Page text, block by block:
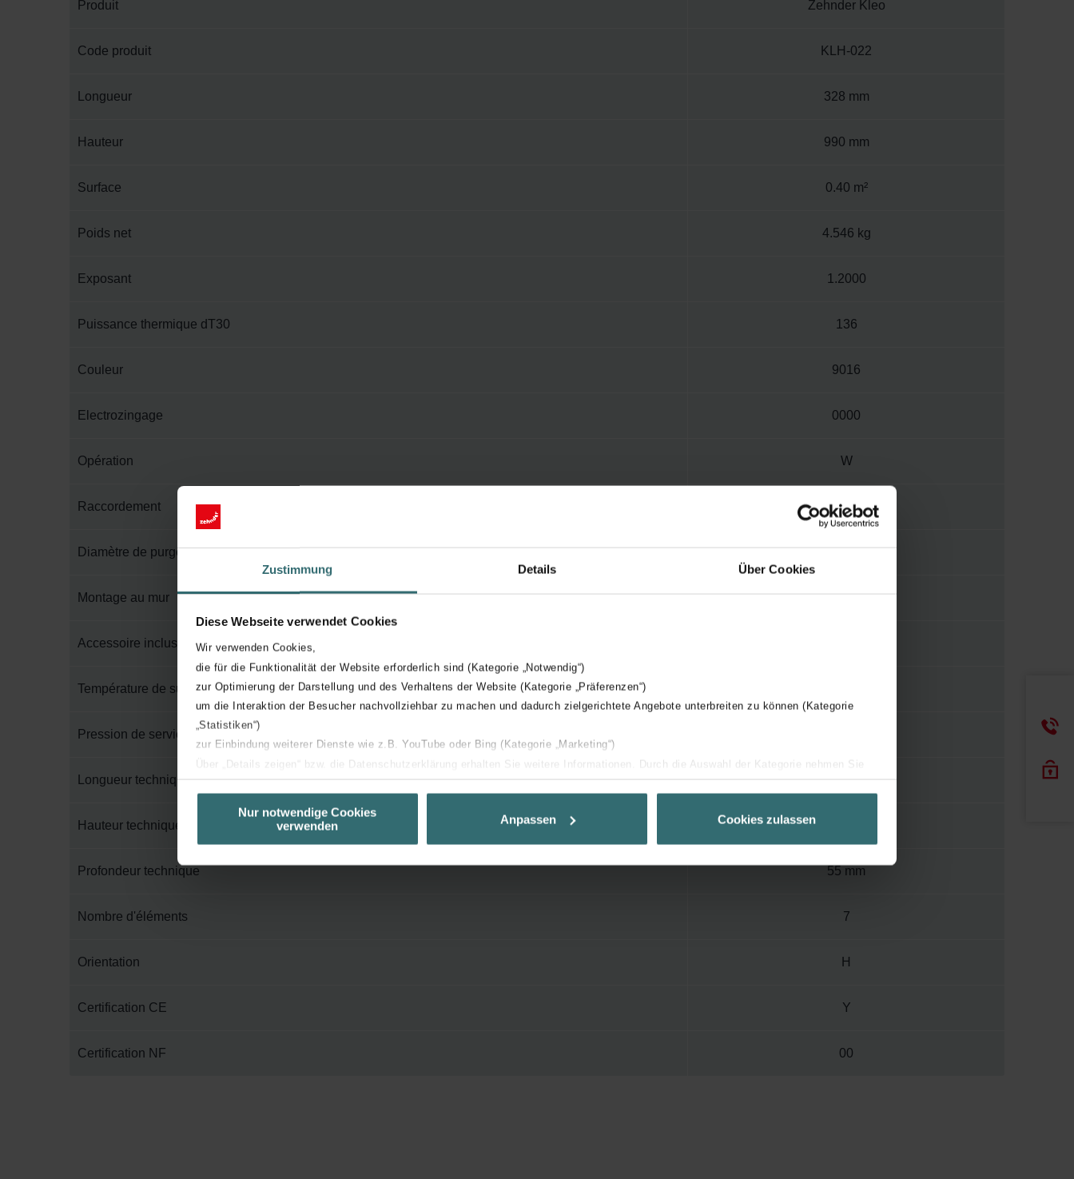
Zustimmung Details Über Cookies
Diese Webseite verwendet Cookies
Wir verwenden Cookies,
die für die Funktionalität der Website erforderlich sind (Kategorie „Notwendig“)
zur Optimierung der Darstellung und des Verhaltens der Website (Kategorie „Präferenzen“)
um die Interaktion der Besucher nachvollziehbar zu machen und dadurch zielgerichtete Angebote unterbreiten zu können (Kategorie
„Statistiken“)
zur Einbindung weiterer Dienste wie z.B. YouTube oder Bing (Kategorie „Marketing“)
Über „Details zeigen“ bzw. die Datenschutzerklärung erhalten Sie weitere Informationen. Durch die Auswahl der Kategorie nehmen Sie
unserer Website verwenden, um Ihnen die bestmögliche Nutzererfahrung zu ermöglichen und Ihnen maßgeschneiderte Informationen
basierend auf Ihren Interessen zur Verfügung zu stellen. Alle Einwilligungen können Sie selbstverständlich über einen Link in der
Datenschutzerklärung widerrufen.
Nur notwendige Cookies
verwenden
Anpassen Cookies zulassen
Produit Zehnder Kleo
Code produit KLH-022
Longueur 328 mm
Hauteur 990 mm
Surface 0.40 m²
Poids net 4.546 kg
Exposant 1.2000
Puissance thermique dT30 136
Couleur 9016
Electrozingage 0000
Opération W
Raccordement 3570
Diamètre de purge 1/2"
Montage au mur LUGTD
Accessoire inclus dans l'emballage
Température de surface maximum
Pression de service maximum
Longueur technique 900 mm
Hauteur technique
Profondeur technique 55 mm
Nombre d'éléments 7
Orientation H
Certification CE Y
Certification NF 00